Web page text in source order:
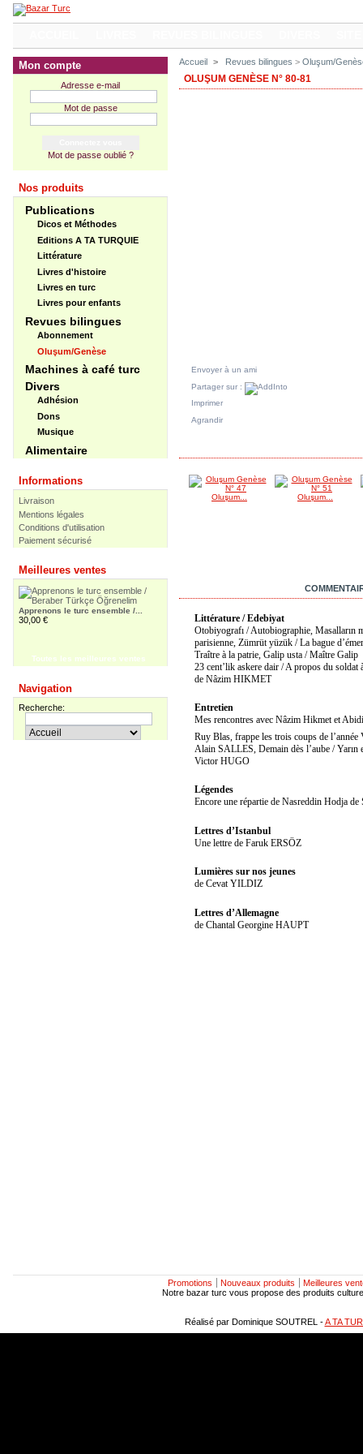
Mon compte
Adresse e-mail
Mot de passe
Mot de passe oublié ?
Nos produits
Publications
Dicos et Méthodes
Editions A TA TURQUIE
Littérature
Livres d'histoire
Livres en turc
Livres pour enfants
Revues bilingues
Abonnement
Oluşum/Genèse
Machines à café turc
Divers
Adhésion
Dons
Musique
Alimentaire
Informations
Livraison
Mentions légales
Conditions d'utilisation
Paiement sécurisé
Meilleures ventes
Apprenons le turc ensemble /...
30,00 €
55,00 €
Pir Sultan Abdal
16,00 €
Toutes les meilleures ventes
Navigation
Recherche:
Accueil > Revues bilingues >Oluşum/
OLUŞUM GENÈSE N° 80-81
Envoyer à un ami
Partager sur :
Imprimer
Agrandir
Oluşum... Oluşum...
Littérature / Edebiyat
Otobiyografı / Autobiographie, Masalların
parisienne, Zümrüt yüzük / La bague
Traître à la patrie, Galip usta / Maître Galip
23 cent’lik askere dair / A propos du soldat
de Nâzim HIKMET
Entretien
Mes rencontres avec Nâzim Hikmet et
Ruy Blas, frappe les trois coups de
Alain SALLES, Demain dès l’aube / Yarın
Victor HUGO
Légendes
Encore une répartie de Nasreddin Hodja
Lettres d’Istanbul
Une lettre de Faruk ERSÖZ
Lumières sur nos jeunes
de Cevat YILDIZ
Lettres d’Allemagne
de Chantal Georgine HAUPT
Promotions Nouveaux produits
Meilleures
Notre bazar turc vous propose des produits
Réalisé par Dominique SOUTREL -A TA